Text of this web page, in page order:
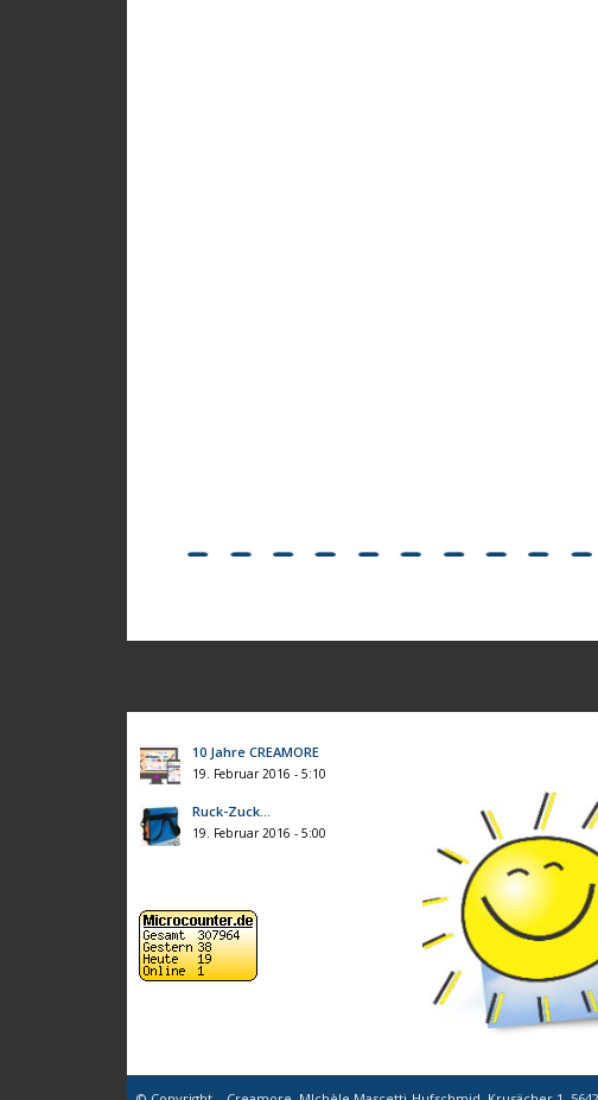
10 Jahre CREAMORE
19. Februar 2016 - 5:10
Ruck-Zuck…
19. Februar 2016 - 5:00